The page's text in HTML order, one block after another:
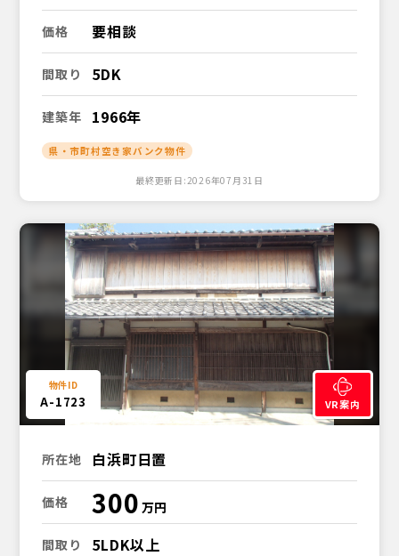
価格 要相談
間取り 5DK
建築年 1966年
県・市町村空き家バンク物件
最終更新日:2026年07月31日
A-1723 VR案内
所在地 白浜町日置
価格 300
間取り 5LDK以上